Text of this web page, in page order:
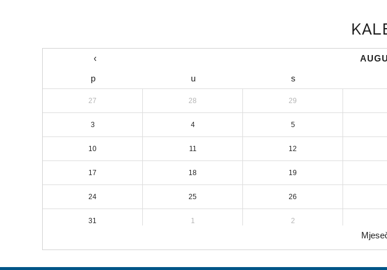
‹
p u s
27 28 29
3 4 5
10 11 12
17 18 19
24 25 26
31 1 2